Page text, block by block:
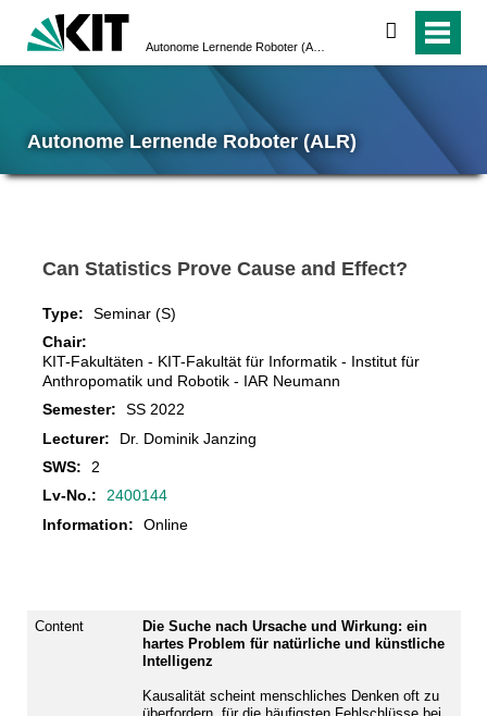
search
Autonome Lernende Roboter (ALR)
Can Statistics Prove Cause and Effect?
Type:
Seminar (S)
Chair:
KIT-Fakultäten - KIT-Fakultät für Informatik - Institut für
Anthropomatik und Robotik - IAR Neumann
Semester:
SS 2022
Lecturer:
Dr. Dominik Janzing
SWS:
2
Lv-No.:
2400144
Information:
Online
Content
Die Suche nach Ursache und Wirkung: ein
hartes Problem für natürliche und künstliche
Intelligenz
Kausalität scheint menschliches Denken oft zu